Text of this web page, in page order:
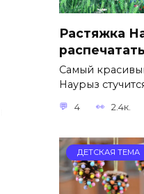
Растяжка
Самый
Наурыз
4 2.4к.
ДЕТСКАЯ ТЕМА